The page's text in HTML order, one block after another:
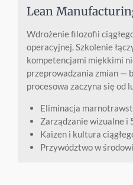
Lean
Wdrożenie filozofii
operacyjnej. Szkolenie
kompetencjami miękkimi
przeprowadzania zmian —
procesowa zaczyna się od
Eliminacja
Zarządzanie wizualne i
Kaizen i kultura
Przywództwo w